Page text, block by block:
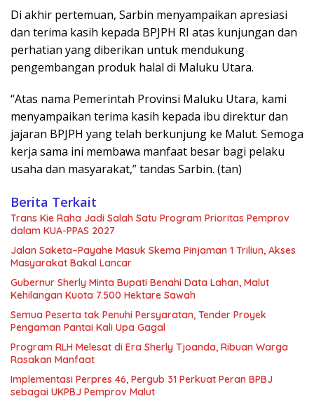
Di akhir pertemuan, Sarbin menyampaikan apresiasi
dan terima kasih kepada BPJPH RI atas kunjungan dan
perhatian yang diberikan untuk mendukung
pengembangan produk halal di Maluku Utara.
“Atas nama Pemerintah Provinsi Maluku Utara, kami
menyampaikan terima kasih kepada ibu direktur dan
jajaran BPJPH yang telah berkunjung ke Malut. Semoga
kerja sama ini membawa manfaat besar bagi pelaku
usaha dan masyarakat,” tandas Sarbin. (tan)
Berita Terkait
Trans Kie Raha Jadi Salah Satu Program Prioritas Pemprov
dalam KUA-PPAS 2027
Jalan Saketa–Payahe Masuk Skema Pinjaman 1 Triliun, Akses
Masyarakat Bakal Lancar
Gubernur Sherly Minta Bupati Benahi Data Lahan, Malut
Kehilangan Kuota 7.500 Hektare Sawah
Semua Peserta tak Penuhi Persyaratan, Tender Proyek
Pengaman Pantai Kali Upa Gagal
Program RLH Melesat di Era Sherly Tjoanda, Ribuan Warga
Rasakan Manfaat
Implementasi Perpres 46, Pergub 31 Perkuat Peran BPBJ
sebagai UKPBJ Pemprov Malut